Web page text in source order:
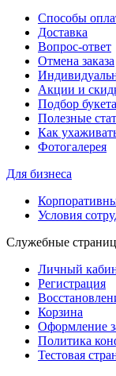
Способы
Доставка
Вопрос-ответ
Отмена заказа
Акции и
Подбор букета
Полезные
Как
Фотогалерея
Для бизнеса
Условия
Служебные
Личный
Регистрация
Корзина
Оформление
Политика
Тестовая